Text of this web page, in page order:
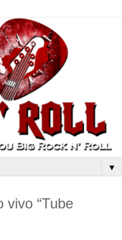
▼
vivo “Tube